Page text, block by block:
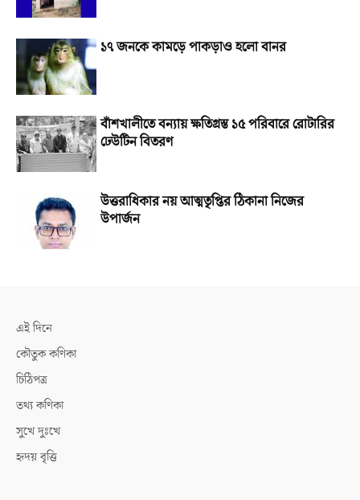
১৭ জনকে কামড়ে পাকড়াও হলো বানর
বাঁশখালীতে বন্যায় ক্ষতিগ্রস্ত ১৫ পরিবারে রোটারির
ঢেউটিন বিতরণ
উত্তরাধিকার নয় আত্মতৃপ্তির ঠিকানা নিজের
উপার্জন
এই দিনে
কৌতুক কণিকা
চিঠিপত্র
তথ্য কণিকা
সুখে দুঃখে
হৃদয় বৃত্তি